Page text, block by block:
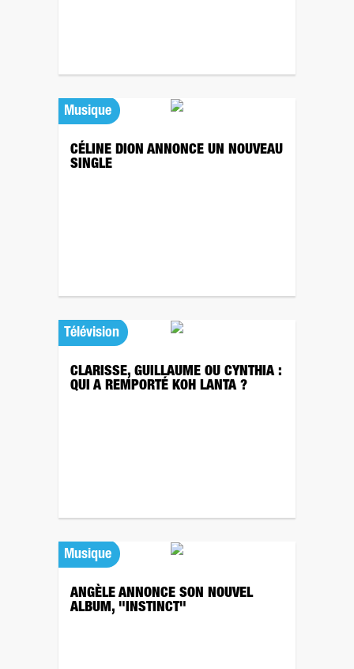
Musique
CÉLINE DION ANNONCE UN NOUVEAU
SINGLE
Télévision
CLARISSE, GUILLAUME OU CYNTHIA :
QUI A REMPORTÉ KOH LANTA ?
Musique
ANGÈLE ANNONCE SON NOUVEL
ALBUM, "INSTINCT"